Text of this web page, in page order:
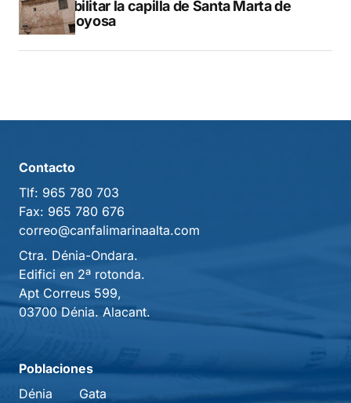
rehabilitar la capilla de Santa Marta de
Villajoyosa
Contacto
Tlf: 965 780 703
Fax: 965 780 676
correo@canfalimarinaalta.com
Ctra. Dénia-Ondara.
Edifici en 2ª rotonda.
Apt Correus 599,
03700 Dénia. Alacant.
Poblaciones
Dénia
Gata